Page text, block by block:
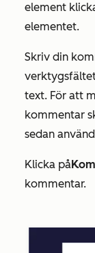
element
elementet.
Skriv din
text. För att
kommentar
sedan
Klicka på
kommentar.